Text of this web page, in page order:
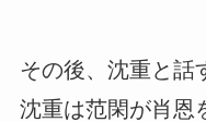
その後、沈重と話
沈重は范閑が肖恩